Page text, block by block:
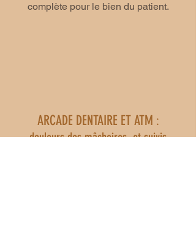
complète pour le bien du patient.
ARCADE DENTAIRE ET ATM :
douleurs des mâchoires, et suivis